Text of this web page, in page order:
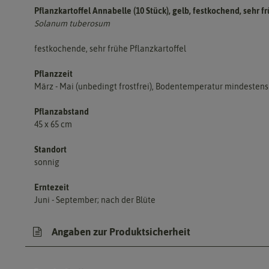
Pflanzkartoffel Annabelle (10 Stück), gelb, festkochend, sehr
Solanum tuberosum
festkochende, sehr frühe Pflanzkartoffel
Pflanzzeit
März - Mai (unbedingt frostfrei), Bodentemperatur mindestens
Pflanzabstand
45 x 65 cm
Standort
sonnig
Erntezeit
Juni - September; nach der Blüte
Angaben zur Produktsicherheit